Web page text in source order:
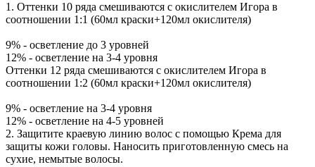
1. Оттенки 10 ряда смешиваются с окислителем Игора в
соотношении 1:1 (60мл краски+120мл окислителя)
9% - осветление до 3 уровней
12% - осветление на 3-4 уровня
Оттенки 12 ряда смешиваются с окислителем Игора в
соотношении 1:2 (60мл краски+120мл окислителя)
9% - осветление на 3-4 уровня
12% - осветление на 4-5 уровней
2. Защитите краевую линию волос с помощью Крема для
защиты кожи головы. Наносить приготовленную смесь на
сухие, немытые волосы.